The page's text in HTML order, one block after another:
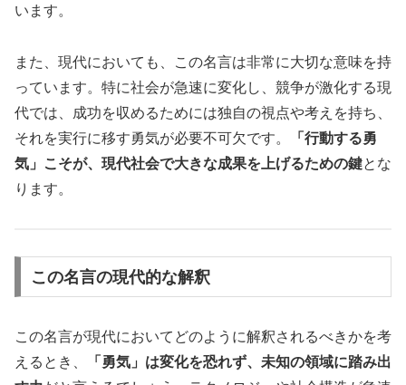
います。
また、現代においても、この名言は非常に大切な意味を持
っています。特に社会が急速に変化し、競争が激化する現
代では、成功を収めるためには独自の視点や考えを持ち、
それを実行に移す勇気が必要不可欠です。
「行動する勇
気」こそが、現代社会で大きな成果を上げるための鍵とな
ります。
この名言の現代的な解釈
この名言が現代においてどのように解釈されるべきかを考
えるとき、
「勇気」は変化を恐れず、未知の領域に踏み出